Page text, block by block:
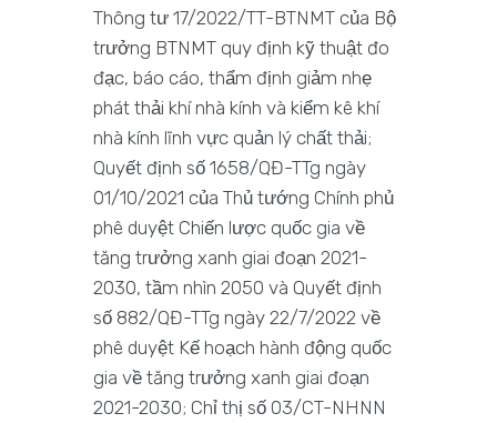
Thông tư 17/2022/TT-BTNMT của Bộ
trưởng BTNMT quy định kỹ thuật đo
đạc, báo cáo, thẩm định giảm nhẹ
phát thải khí nhà kính và kiểm kê khí
nhà kính lĩnh vực quản lý chất thải;
Quyết định số 1658/QĐ-TTg ngày
01/10/2021 của Thủ tướng Chính phủ
phê duyệt Chiến lược quốc gia về
tăng trưởng xanh giai đoạn 2021-
2030, tầm nhìn 2050 và Quyết định
số 882/QĐ-TTg ngày 22/7/2022 về
phê duyệt Kế hoạch hành động quốc
gia về tăng trưởng xanh giai đoạn
2021-2030; Chỉ thị số 03/CT-NHNN